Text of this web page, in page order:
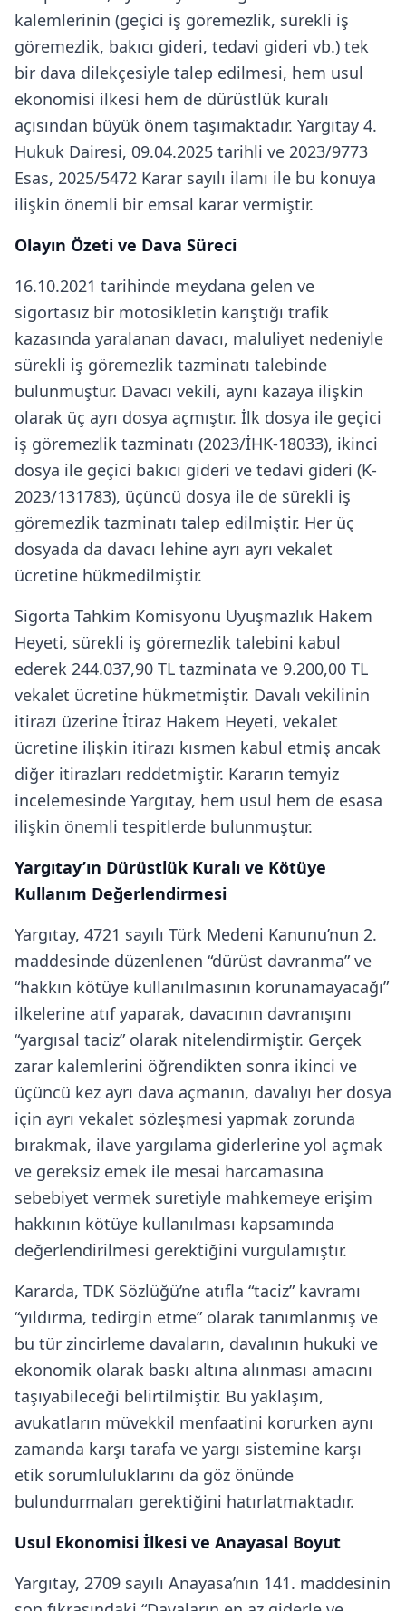
kalemlerinin (geçici iş göremezlik, sürekli iş
göremezlik, bakıcı gideri, tedavi gideri vb.) tek
bir dava dilekçesiyle talep edilmesi, hem usul
ekonomisi ilkesi hem de dürüstlük kuralı
açısından büyük önem taşımaktadır. Yargıtay 4.
Hukuk Dairesi, 09.04.2025 tarihli ve 2023/9773
Esas, 2025/5472 Karar sayılı ilamı ile bu konuya
ilişkin önemli bir emsal karar vermiştir.
Olayın Özeti ve Dava Süreci
16.10.2021 tarihinde meydana gelen ve
sigortasız bir motosikletin karıştığı trafik
kazasında yaralanan davacı, maluliyet nedeniyle
sürekli iş göremezlik tazminatı talebinde
bulunmuştur. Davacı vekili, aynı kazaya ilişkin
olarak üç ayrı dosya açmıştır. İlk dosya ile geçici
iş göremezlik tazminatı (2023/İHK-18033), ikinci
dosya ile geçici bakıcı gideri ve tedavi gideri (K-
2023/131783), üçüncü dosya ile de sürekli iş
göremezlik tazminatı talep edilmiştir. Her üç
dosyada da davacı lehine ayrı ayrı vekalet
ücretine hükmedilmiştir.
Sigorta Tahkim Komisyonu Uyuşmazlık Hakem
Heyeti, sürekli iş göremezlik talebini kabul
ederek 244.037,90 TL tazminata ve 9.200,00 TL
vekalet ücretine hükmetmiştir. Davalı vekilinin
itirazı üzerine İtiraz Hakem Heyeti, vekalet
ücretine ilişkin itirazı kısmen kabul etmiş ancak
diğer itirazları reddetmiştir. Kararın temyiz
incelemesinde Yargıtay, hem usul hem de esasa
ilişkin önemli tespitlerde bulunmuştur.
Yargıtay’ın Dürüstlük Kuralı ve Kötüye
Kullanım Değerlendirmesi
Yargıtay, 4721 sayılı Türk Medeni Kanunu’nun 2.
maddesinde düzenlenen “dürüst davranma” ve
“hakkın kötüye kullanılmasının korunamayacağı”
ilkelerine atıf yaparak, davacının davranışını
“yargısal taciz” olarak nitelendirmiştir. Gerçek
zarar kalemlerini öğrendikten sonra ikinci ve
üçüncü kez ayrı dava açmanın, davalıyı her dosya
için ayrı vekalet sözleşmesi yapmak zorunda
bırakmak, ilave yargılama giderlerine yol açmak
ve gereksiz emek ile mesai harcamasına
sebebiyet vermek suretiyle mahkemeye erişim
hakkının kötüye kullanılması kapsamında
değerlendirilmesi gerektiğini vurgulamıştır.
Kararda, TDK Sözlüğü’ne atıfla “taciz” kavramı
“yıldırma, tedirgin etme” olarak tanımlanmış ve
bu tür zincirleme davaların, davalının hukuki ve
ekonomik olarak baskı altına alınması amacını
taşıyabileceği belirtilmiştir. Bu yaklaşım,
avukatların müvekkil menfaatini korurken aynı
zamanda karşı tarafa ve yargı sistemine karşı
etik sorumluluklarını da göz önünde
bulundurmaları gerektiğini hatırlatmaktadır.
Usul Ekonomisi İlkesi ve Anayasal Boyut
Yargıtay, 2709 sayılı Anayasa’nın 141. maddesinin